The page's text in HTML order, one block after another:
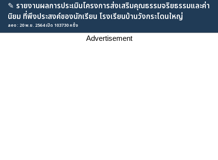
✎ รายงานผลการประเมินโครงการส่งเสริมคุณธรรมจริยธรรมและค่า
นิยม ที่พึงประสงค์ของนักเรียน โรงเรียนบ้านวังกระโดนใหญ่
aeo : 20 พ.ย. 2564 เปิด 103730 ครั้ง
Advertisement